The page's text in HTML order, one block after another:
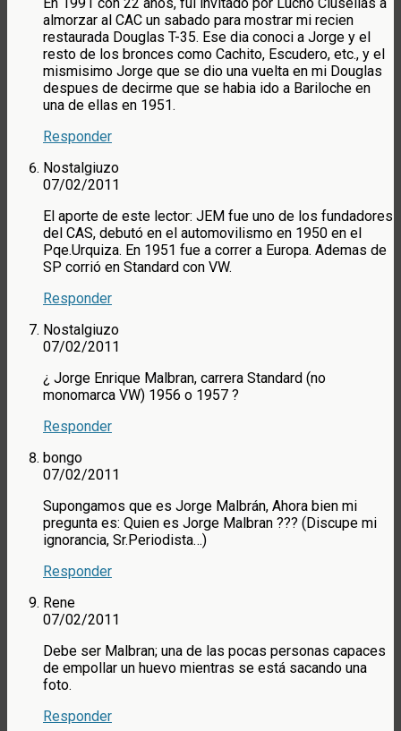
almorzar al CAC un sabado para mostrar mi recien
restaurada Douglas T-35. Ese dia conoci a Jorge y el
resto de los bronces como Cachito, Escudero, etc., y el
mismisimo Jorge que se dio una vuelta en mi Douglas
despues de decirme que se habia ido a Bariloche en
una de ellas en 1951.
Responder
Nostalgiuzo
07/02/2011
El aporte de este lector: JEM fue uno de los fundadores
del CAS, debutó en el automovilismo en 1950 en el
Pqe.Urquiza. En 1951 fue a correr a Europa. Ademas de
SP corrió en Standard con VW.
Responder
Nostalgiuzo
07/02/2011
¿ Jorge Enrique Malbran, carrera Standard (no
monomarca VW) 1956 o 1957 ?
Responder
bongo
07/02/2011
Supongamos que es Jorge Malbrán, Ahora bien mi
pregunta es: Quien es Jorge Malbran ??? (Discupe mi
ignorancia, Sr.Periodista…)
Responder
Rene
07/02/2011
Debe ser Malbran; una de las pocas personas capaces
de empollar un huevo mientras se está sacando una
foto.
Responder